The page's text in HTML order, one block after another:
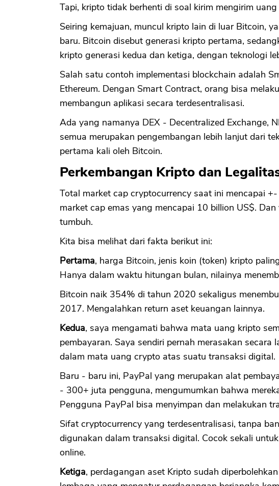
Tapi, kripto tidak berhenti di soal kirim mengirim uang
Seiring kemajuan, muncul kripto lain di luar Bitcoin,
baru. Bitcoin disebut generasi kripto pertama,
kripto generasi kedua dan ketiga, dengan teknologi
Salah satu contoh implementasi blockchain adalah
Ethereum. Dengan Smart Contract, orang bisa
membangun aplikasi secara terdesentralisasi.
Ada yang namanya DEX - Decentralized Exchange,
semua merupakan pengembangan lebih lanjut dari
pertama kali oleh Bitcoin.
Perkembangan Kripto dan
Total market cap cryptocurrency saat ini mencapai
market cap emas yang mencapai 10 billion US$.
tumbuh.
Kita bisa melihat dari fakta berikut ini:
Pertama, harga Bitcoin, jenis koin (token) kripto
Hanya dalam waktu hitungan bulan, nilainya
Bitcoin naik 354% di tahun 2020 sekaligus
2017. Mengalahkan return aset keuangan lainnya.
Kedua, saya mengamati bahwa mata uang kripto
pembayaran. Saya sendiri pernah merasakan
dalam mata uang crypto atas suatu transaksi digital.
Baru - baru ini, PayPal yang merupakan alat
- 300+ juta pengguna, mengumumkan bahwa
Pengguna PayPal bisa menyimpan dan melakukan
Sifat cryptocurrency yang terdesentralisasi, tanpa
digunakan dalam transaksi digital. Cocok sekali
online.
Ketiga, perdagangan aset Kripto sudah